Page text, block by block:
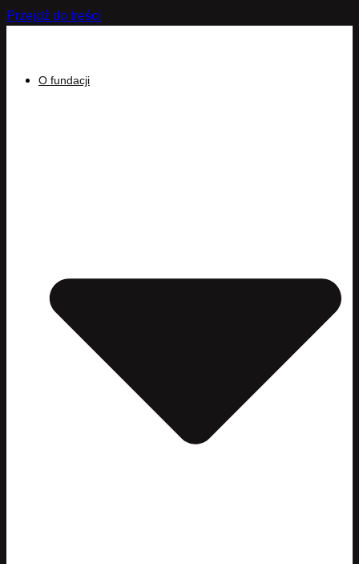
Przejdź do treści
O fundacji